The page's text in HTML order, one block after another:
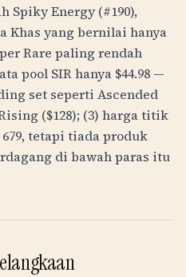
Spiky Energy (#190),
Khas yang bernilai hanya
Rare paling rendah
pool SIR hanya $44.98 —
set seperti Ascended
($128); (3) harga titik
679, tetapi tiada produk
di bawah paras itu